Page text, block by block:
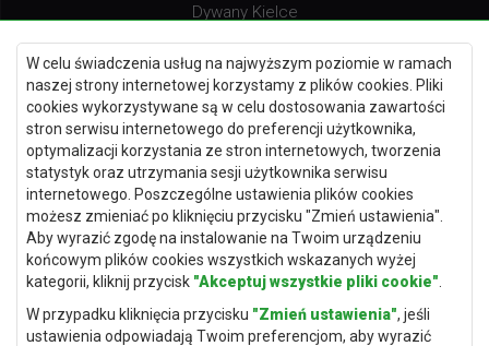
W celu świadczenia usług na najwyższym poziomie w ramach
naszej strony internetowej korzystamy z plików cookies. Pliki
cookies wykorzystywane są w celu dostosowania zawartości
stron serwisu internetowego do preferencji użytkownika,
optymalizacji korzystania ze stron internetowych, tworzenia
statystyk oraz utrzymania sesji użytkownika serwisu
internetowego. Poszczególne ustawienia plików cookies
możesz zmieniać po kliknięciu przycisku "Zmień ustawienia".
Aby wyrazić zgodę na instalowanie na Twoim urządzeniu
końcowym plików cookies wszystkich wskazanych wyżej
kategorii, kliknij przycisk "Akceptuj wszystkie pliki cookie"
W przypadku kliknięcia przycisku "Zmień ustawienia", jeśli
ustawienia odpowiadają Twoim preferencjom, aby wyrazić
Dywany Kielce
Dywany Gdańsk
Dywany Toruń
Dywany Bydgoszcz
Dywany Łódź
Dywany Katowice
Dywany Rzeszów
Dywany Częstochowa